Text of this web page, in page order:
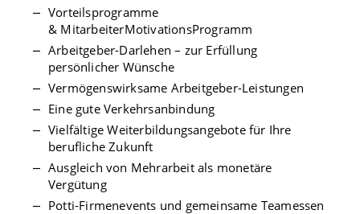
Vorteilsprogramme
& MitarbeiterMotivationsProgramm
Arbeitgeber-Darlehen – zur Erfüllung
persönlicher Wünsche
Vermögenswirksame Arbeitgeber-Leistungen
Eine gute Verkehrsanbindung
Vielfältige Weiterbildungsangebote für Ihre
berufliche Zukunft
Ausgleich von Mehrarbeit als monetäre
Vergütung
Potti-Firmenevents und gemeinsame Teamessen